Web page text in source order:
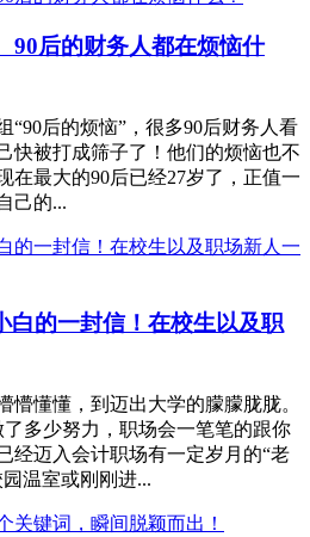
90后的财务人都在烦恼什
“90后的烦恼”，很多90后财务人看
快被打成筛子了！他们的烦恼也不
在最大的90后已经27岁了，正值一
己的...
白的一封信！在校生以及职
懂懂，到迈出大学的朦朦胧胧。
多少努力，职场会一笔笔的跟你
经迈入会计职场有一定岁月的“老
温室或刚刚进...